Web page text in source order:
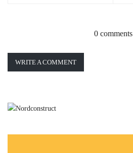
0 comments
WRITE A COMMENT